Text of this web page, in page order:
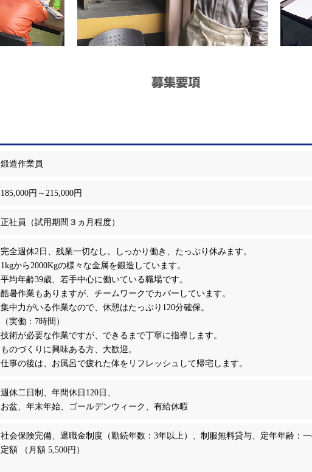
募集要項
鍛造作業員
185,000円～215,000円
正社員（試用期間３ヵ月程度）
完全週休2日、残業一切なし。しっかり働き、たっぷり休みます。
1kgから2000Kgの様々な金属を鍛造しています。
平均年齢39歳、若手中心に働いている職場です。
酷暑作業もありますが、チームワークでカバーしています。
集中力がいる作業なので、休憩はたっぷり120分確保。
（実働：7時間）
技術が必要な作業ですが、できるまで丁寧に指導します。
ものづくりに興味ある方、大歓迎。
仕事の後は、お風呂で疲れた体をリフレッシュして帰宅します。
週休二日制、年間休日120日、
お盆、年末年始、ゴールデンウィーク、有給休暇
社会保険完備、退職金制度（勤続年数：3年以上）、制服無料貸与、定年年齢：
定額 （月額 5,500円）